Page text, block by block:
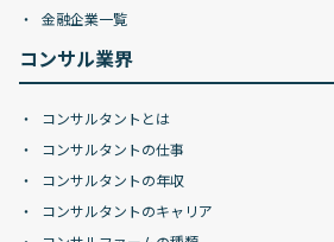
金融企業一覧
コンサル業界
コンサルタントとは
コンサルタントの仕事
コンサルタントの年収
コンサルタントのキャリア